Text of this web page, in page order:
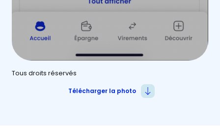
Tous droits réservés
Télécharger la photo